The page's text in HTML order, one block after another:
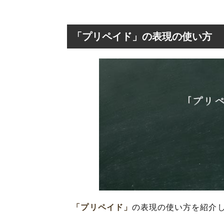
「プリペイド」の表現の使い方
「プリペイド」 の表現の使い方を紹介